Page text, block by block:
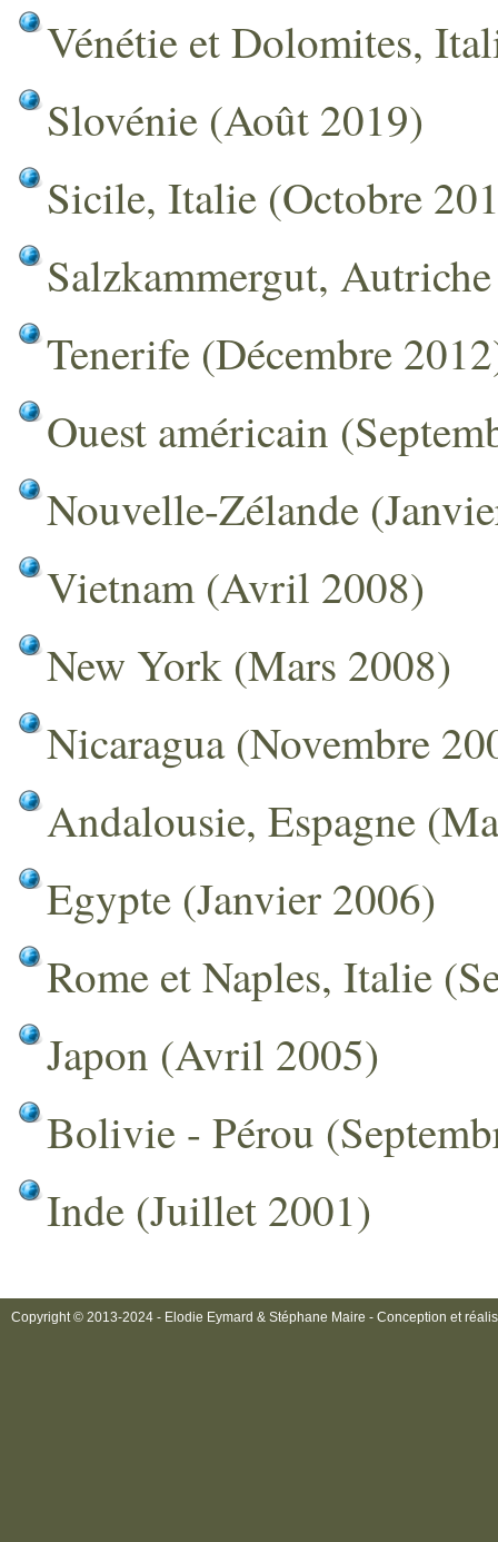
Vénétie et Dolomites,
Slovénie (Août 2019)
Sicile, Italie (Octobre
Salzkammergut,
Tenerife (Décembre
Ouest américain
Nouvelle-Zélande
Vietnam (Avril 2008)
New York (Mars 2008)
Nicaragua (Novembre
Andalousie, Espagne
Egypte (Janvier 2006)
Rome et Naples, Italie
Japon (Avril 2005)
Bolivie - Pérou
Inde (Juillet 2001)
Copyright © 2013-2024 - Elodie Eymard & Stéphane Maire - Conception et